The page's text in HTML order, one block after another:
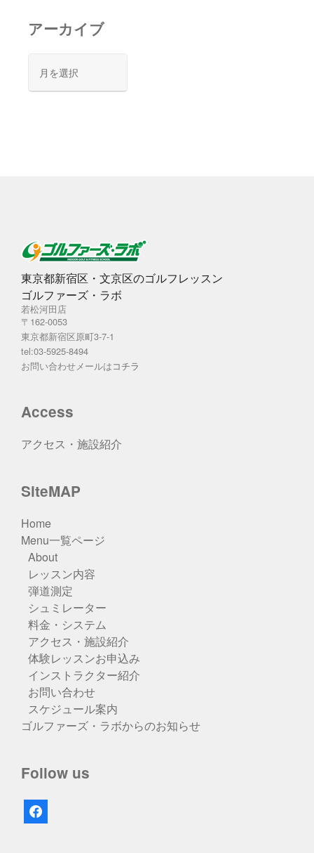
アーカイブ
カ
東京都新宿区・文京区のゴルフレッスン
ゴルファーズ・ラボ
若松河田店
〒162-0053
東京都新宿区原町3-7-1
tel:03-5925-8494
お問い合わせメールはコチラ
Access
アクセス・施設紹介
SiteMAP
Home
Menu一覧ページ
About
レッスン内容
弾道測定
シュミレーター
料金・システム
アクセス・施設紹介
体験レッスンお申込み
インストラクター紹介
お問い合わせ
スケジュール案内
ゴルファーズ・ラボからのお知らせ
Follow us
facebook